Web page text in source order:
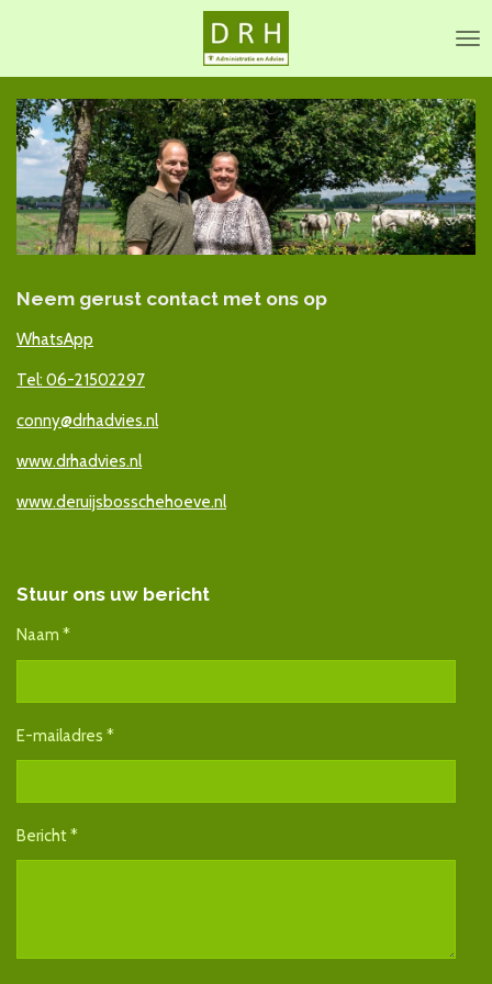
hoofdinhoud
Neem gerust contact met ons op
WhatsApp
Tel: 06-21502297
conny@drhadvies.nl
www.drhadvies.nl
www.deruijsbosschehoeve.nl
Stuur ons uw bericht
Naam *
E-mailadres *
Bericht *